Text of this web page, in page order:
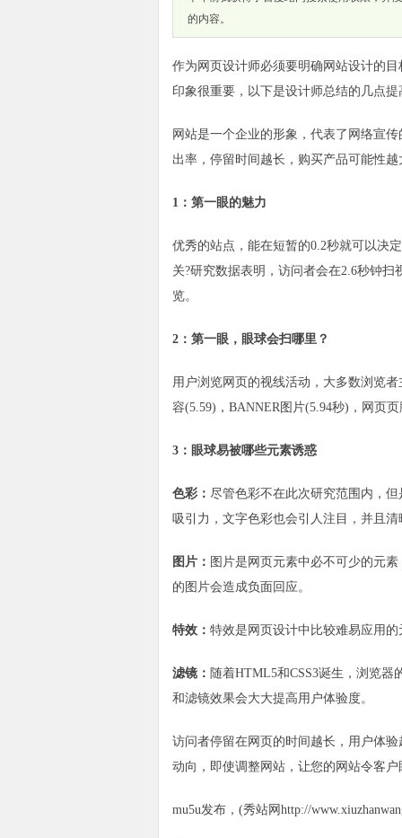
的内容。
作为网页设计师必须要明确网站设计的
印象很重要，以下是设计师总结的几点提
网站是一个企业的形象，代表了网络宣传
出率，停留时间越长，购买产品可能性越
1：第一眼的魅力
优秀的站点，能在短暂的0.2秒就可以决
关?研究数据表明，访问者会在2.6秒钟
览。
2：第一眼，眼球会扫哪里？
用户浏览网页的视线活动，大多数浏览
容(5.59)，BANNER图片(5.94秒)，网页页
3：眼球易被哪些元素诱惑
色彩： 尽管色彩不在此次研究范围内，
吸引力，文字色彩也会引人注目，并且清
图片： 图片是网页元素中必不可少的元
的图片会造成负面回应。
特效： 特效是网页设计中比较难易应用
滤镜： 随着HTML5和CSS3诞生，浏览
和滤镜效果会大大提高用户体验度。
访问者停留在网页的时间越长，用户体
动向，即使调整网站，让您的网站令客
mu5u发布，(秀站网http://